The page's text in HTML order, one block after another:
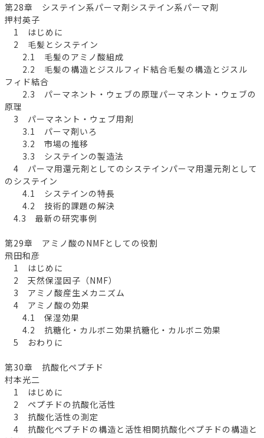
第28章 システイン系パーマ剤システイン系パーマ剤
押村英子
1 はじめに
2 毛髪とシステイン
2.1 毛髪のアミノ酸組成
2.2 毛髪の構造とジスルフィド結合毛髪の構造とジスル
フィド結合
2.3 パーマネント・ウェブの原理パーマネント・ウェブの
原理
3 パーマネント・ウェブ用剤
3.1 パーマ剤いろ
3.2 市場の推移
3.3 システインの製造法
4 パーマ用還元剤としてのシステインパーマ用還元剤として
のシステイン
4.1 システインの特長
4.2 技術的課題の解決
4.3 最新の研究事例
第29章 アミノ酸のNMFとしての役割
飛田和彦
1 はじめに
2 天然保湿因子（NMF）
3 アミノ酸産生メカニズム
4 アミノ酸の効果
4.1 保湿効果
4.2 抗糖化・カルボニ効果抗糖化・カルボニ効果
5 おわりに
第30章 抗酸化ペプチド
村本光二
1 はじめに
2 ペプチドの抗酸化活性
3 抗酸化活性の測定
4 抗酸化ペプチドの構造と活性相関抗酸化ペプチドの構造と